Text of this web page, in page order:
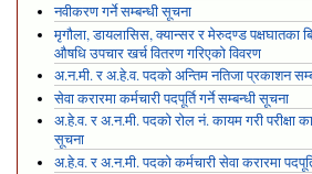
नवीकरण गर्ने सम्बन्धी सूचना
मृगौला, डायलासिस, क्यान्सर र मेरुदण्ड पक्षघातका
औषधि उपचार खर्च वितरण गरिएको विवरण
अ.न.मी. र अ.हे.व. पदको अन्तिम नतिजा प्रकाशन
सेवा करारमा कर्मचारी पदपूर्ति गर्ने सम्बन्धी सूचना
अ.हे.व. र अ.न.मी. पदको रोल नं. कायम गरी परीक्षा
सूचना
अ.हे.व. र अ.न.मी. पदको कर्मचारी सेवा करारमा